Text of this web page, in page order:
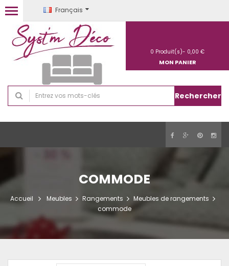
Français
Rechercher
0 Produit(s)- 0,00 €
MON PANIER
COMMODE
Accueil Meubles Rangements
Meubles de rangements
commode